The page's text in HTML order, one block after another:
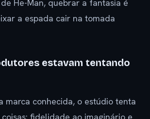
He-Man, quebrar a fantasia é
a espada cair na tomada
estavam tentando
marca conhecida, o estúdio tenta